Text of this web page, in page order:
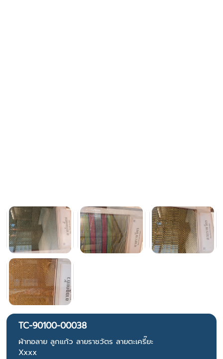
TC-90100-00038
ผ้าทอลาย ลูกแก้ว ลายราชวัตร ลายตะเครี๊ยะ
Xxxx